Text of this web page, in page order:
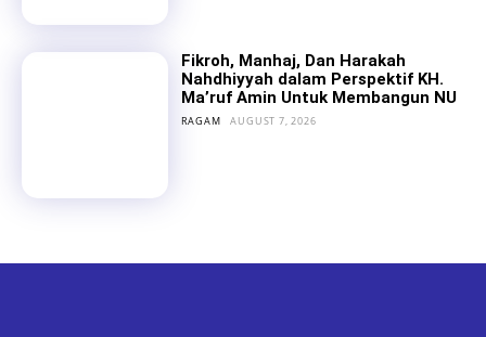
Fikroh, Manhaj, Dan Harakah
Nahdhiyyah dalam Perspektif KH.
Ma’ruf Amin Untuk Membangun NU
RAGAM AUGUST 7, 2026